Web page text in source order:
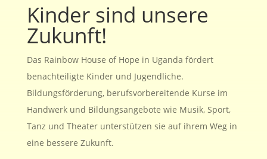
Kinder sind unsere
Zukunft!
Das Rainbow House of Hope in Uganda fördert
benachteiligte Kinder und Jugendliche.
Bildungsförderung, berufsvorbereitende Kurse im
Handwerk und Bildungsangebote wie Musik, Sport,
Tanz und Theater unterstützen sie auf ihrem Weg in
eine bessere Zukunft.